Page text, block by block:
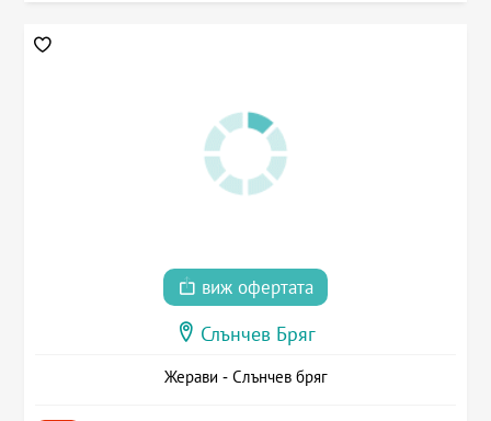
виж офертата
Слънчев Бряг
Жерави - Слънчев бряг